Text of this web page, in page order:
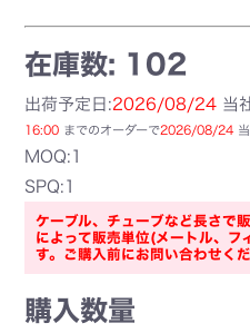
在庫数: 102
出荷予定日:2026/08/24 当
16:00 までのオーダーで2026/08/24
MOQ:1
SPQ:1
ケーブル、チューブなど長さで
によって販売単位(メートル、フ
す。ご購入前にお問い合わせくだ
購入数量